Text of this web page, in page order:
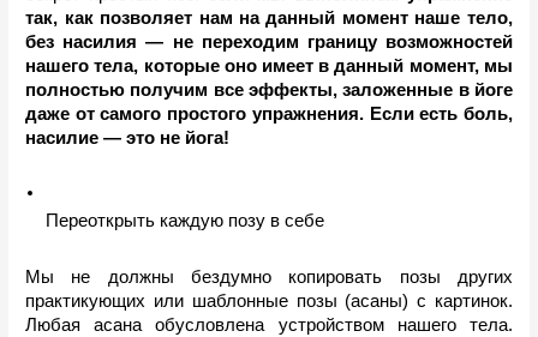
так, как позволяет нам на данный момент наше тело,
без насилия — не переходим границу возможностей
нашего тела, которые оно имеет в данный момент, мы
полностью получим все эффекты, заложенные в йоге
даже от самого простого упражнения. Если есть боль,
насилие — это не йога!
Переоткрыть каждую позу в себе
Мы не должны бездумно копировать позы других
практикующих или шаблонные позы (асаны) с картинок.
Любая асана обусловлена устройством нашего тела.